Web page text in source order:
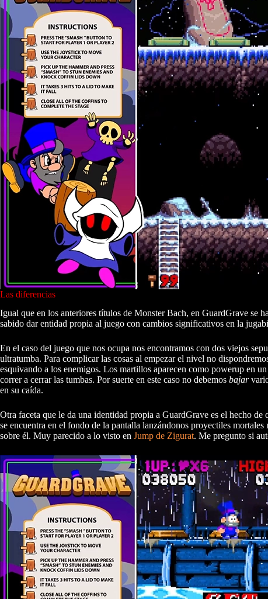
Las diferencias
Igual que en los anteriores títulos de Monster Bach, en GuardGrave se
sabido dar entidad propia al juego con cambios significativos en la
En el caso del juego que nos ocupa nos encontramos con dos viejos
ultratumba. Para complicar las cosas al empezar el nivel no
esquivando a los enemigos. Los martillos aparecen como powerup en
correr a cerrar las tumbas. Por suerte en este caso no debemos bajar
en su caída.
Otra faceta que le da una identidad propia a GuardGrave es el hecho
se encuentra en el fondo de la pantalla lanzándonos proyectiles
sobre él. Muy parecido a lo visto en Jump de Zigurat. Me pregunto si